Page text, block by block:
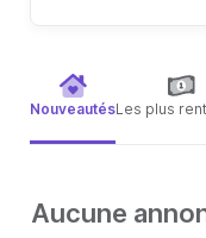
NouveautésLes plus
Aucune